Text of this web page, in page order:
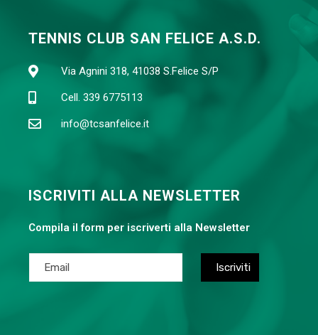
TENNIS CLUB SAN FELICE A.S.D.
Via Agnini 318, 41038 S.Felice S/P
Cell. 339 6775113
info@tcsanfelice.it
ISCRIVITI ALLA NEWSLETTER
Compila il form per iscriverti alla Newsletter